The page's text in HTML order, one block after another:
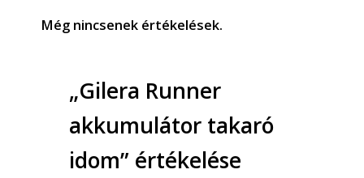
Még nincsenek értékelések.
„Gilera Runner
akkumulátor takaró
idom” értékelése